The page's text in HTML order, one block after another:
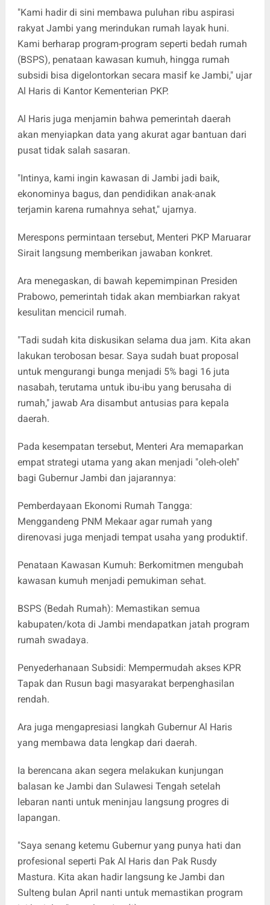
"Kami hadir di sini membawa puluhan ribu aspirasi
rakyat Jambi yang merindukan rumah layak huni.
Kami berharap program-program seperti bedah rumah
(BSPS), penataan kawasan kumuh, hingga rumah
subsidi bisa digelontorkan secara masif ke Jambi," ujar
Al Haris di Kantor Kementerian PKP.
Al Haris juga menjamin bahwa pemerintah daerah
akan menyiapkan data yang akurat agar bantuan dari
pusat tidak salah sasaran.
"Intinya, kami ingin kawasan di Jambi jadi baik,
ekonominya bagus, dan pendidikan anak-anak
terjamin karena rumahnya sehat," ujarnya.
Merespons permintaan tersebut, Menteri PKP Maruarar
Sirait langsung memberikan jawaban konkret.
Ara menegaskan, di bawah kepemimpinan Presiden
Prabowo, pemerintah tidak akan membiarkan rakyat
kesulitan mencicil rumah.
"Tadi sudah kita diskusikan selama dua jam. Kita akan
lakukan terobosan besar. Saya sudah buat proposal
untuk mengurangi bunga menjadi 5% bagi 16 juta
nasabah, terutama untuk ibu-ibu yang berusaha di
rumah," jawab Ara disambut antusias para kepala
daerah.
Pada kesempatan tersebut, Menteri Ara memaparkan
empat strategi utama yang akan menjadi "oleh-oleh"
bagi Gubernur Jambi dan jajarannya:
Pemberdayaan Ekonomi Rumah Tangga:
Menggandeng PNM Mekaar agar rumah yang
direnovasi juga menjadi tempat usaha yang produktif.
Penataan Kawasan Kumuh: Berkomitmen mengubah
kawasan kumuh menjadi pemukiman sehat.
BSPS (Bedah Rumah): Memastikan semua
kabupaten/kota di Jambi mendapatkan jatah program
rumah swadaya.
Penyederhanaan Subsidi: Mempermudah akses KPR
Tapak dan Rusun bagi masyarakat berpenghasilan
rendah.
Ara juga mengapresiasi langkah Gubernur Al Haris
yang membawa data lengkap dari daerah.
Ia berencana akan segera melakukan kunjungan
balasan ke Jambi dan Sulawesi Tengah setelah
lebaran nanti untuk meninjau langsung progres di
lapangan.
"Saya senang ketemu Gubernur yang punya hati dan
profesional seperti Pak Al Haris dan Pak Rusdy
Mastura. Kita akan hadir langsung ke Jambi dan
Sulteng bulan April nanti untuk memastikan program